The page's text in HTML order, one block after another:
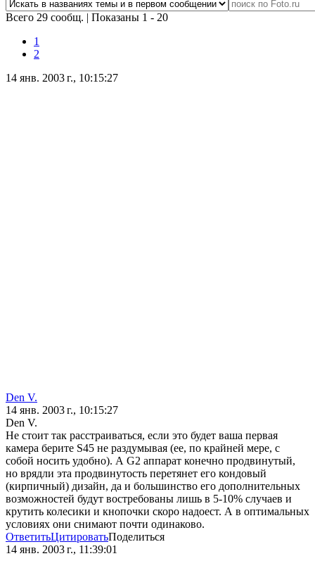
Всего 29 сообщ. | Показаны 1 - 20
1
2
14 янв. 2003 г., 10:15:27
Den V.
14 янв. 2003 г., 10:15:27
Den V.
Не стоит так расстраиваться, если это будет ваша первая
камера берите S45 не раздумывая (ее, по крайней мере, с
собой носить удобно). А G2 аппарат конечно продвинутый,
но врядли эта продвинутость перетянет его кондовый
(кирпичный) дизайн, да и большинство его дополнительных
возможностей будут востребованы лишь в 5-10% случаев и
крутить колесики и кнопочки скоро надоест. А в оптимальных
условиях они снимают почти одинаково.
ОтветитьЦитироватьПоделиться
14 янв. 2003 г., 11:39:01